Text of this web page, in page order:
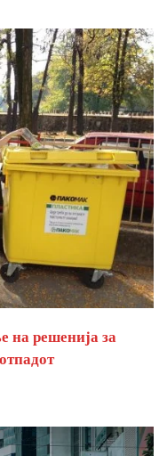
на решенија за